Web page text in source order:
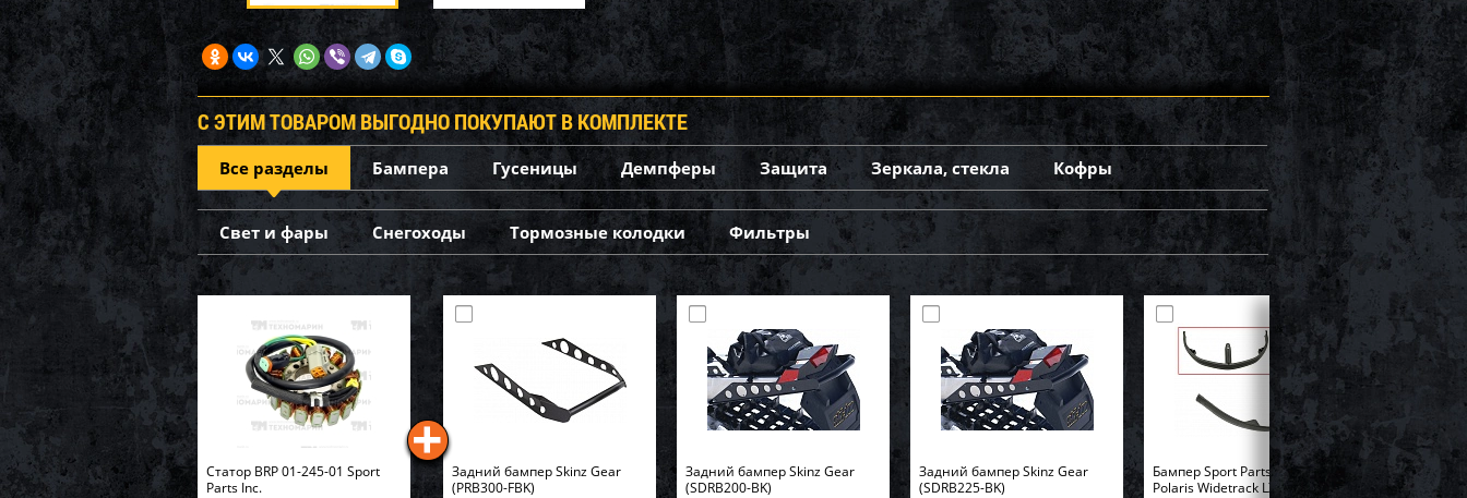
С ЭТИМ ТОВАРОМ ВЫГОДНО ПОКУПАЮТ В КОМПЛЕКТЕ
Все разделы Бампера Гусеницы Демпферы Защита Зеркала, стекла Кофры
Свет и фары Снегоходы Тормозные колодки Фильтры
Статор BRP 01-245-01 Sport
Parts Inc.
Задний бампер Skinz Gear
(PRB300-FBK)
Задний бампер Skinz Gear
(SDRB200-BK)
Задний бампер Skinz Gear
(SDRB225-BK)
Бампер Sport Parts Inc. для
Polaris Widetrack LX SM-12358